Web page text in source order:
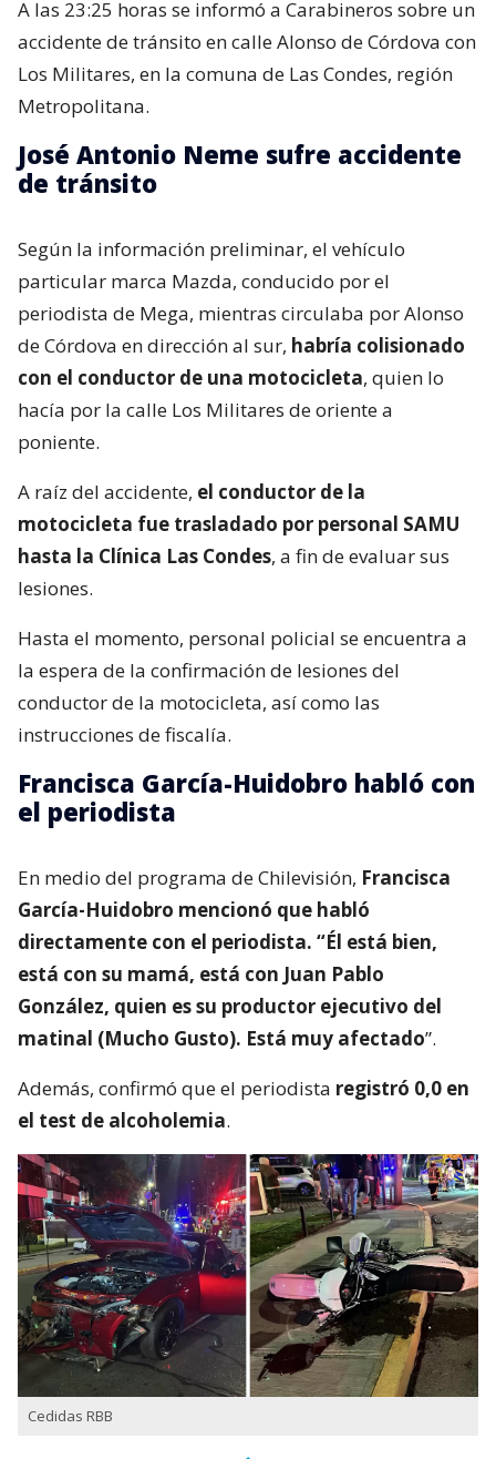
A las 23:25 horas se informó a Carabineros sobre un
accidente de tránsito en calle Alonso de Córdova con
Los Militares, en la comuna de Las Condes, región
Metropolitana.
José Antonio Neme sufre accidente
de tránsito
Según la información preliminar, el vehículo
particular marca Mazda, conducido por el
periodista de Mega, mientras circulaba por Alonso
de Córdova en dirección al sur, habría colisionado
con el conductor de una motocicleta, quien lo
hacía por la calle Los Militares de oriente a
poniente.
A raíz del accidente, el conductor de la
motocicleta fue trasladado por personal SAMU
hasta la Clínica Las Condes, a fin de evaluar sus
lesiones.
Hasta el momento, personal policial se encuentra a
la espera de la confirmación de lesiones del
conductor de la motocicleta, así como las
instrucciones de fiscalía.
Francisca García-Huidobro habló con
el periodista
En medio del programa de Chilevisión, Francisca
García-Huidobro mencionó que habló
directamente con el periodista. “Él está bien,
está con su mamá, está con Juan Pablo
González, quien es su productor ejecutivo del
matinal (Mucho Gusto). Está muy afectado”.
Además, confirmó que el periodista registró 0,0 en
el test de alcoholemia.
Cedidas RBB